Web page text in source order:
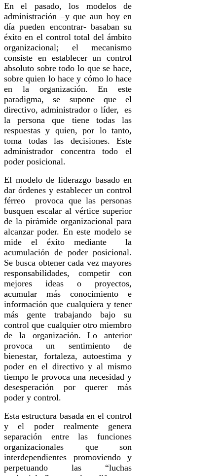
En el pasado, los modelos de
administración –y que aun hoy en
día pueden encontrar- basaban su
éxito en el control total del ámbito
organizacional; el mecanismo
consiste en establecer un control
absoluto sobre todo lo que se hace,
sobre quien lo hace y cómo lo hace
en la organización. En este
paradigma, se supone que el
directivo, administrador o líder, es
la persona que tiene todas las
respuestas y quien, por lo tanto,
toma todas las decisiones. Este
administrador concentra todo el
poder posicional.
El modelo de liderazgo basado en
dar órdenes y establecer un control
férreo provoca que las personas
busquen escalar al vértice superior
de la pirámide organizacional para
alcanzar poder. En este modelo se
mide el éxito mediante la
acumulación de poder posicional.
Se busca obtener cada vez mayores
responsabilidades, competir con
mejores ideas o proyectos,
acumular más conocimiento e
información que cualquiera y tener
más gente trabajando bajo su
control que cualquier otro miembro
de la organización. Lo anterior
provoca un sentimiento de
bienestar, fortaleza, autoestima y
poder en el directivo y al mismo
tiempo le provoca una necesidad y
desesperación por querer más
poder y control.
Esta estructura basada en el control
y el poder realmente genera
separación entre las funciones
organizacionales que son
interdependientes promoviendo y
perpetuando las “luchas